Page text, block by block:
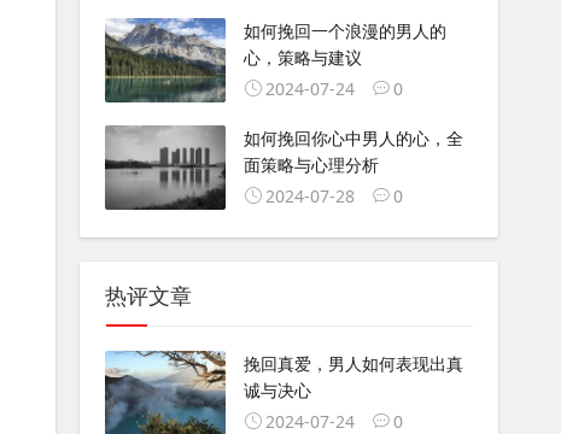
如何挽回一个浪漫的男人的
心，策略与建议
2024-07-24
0
如何挽回你心中男人的心，全
面策略与心理分析
2024-07-28
0
热评文章
挽回真爱，男人如何表现出真
诚与决心
2024-07-24
0